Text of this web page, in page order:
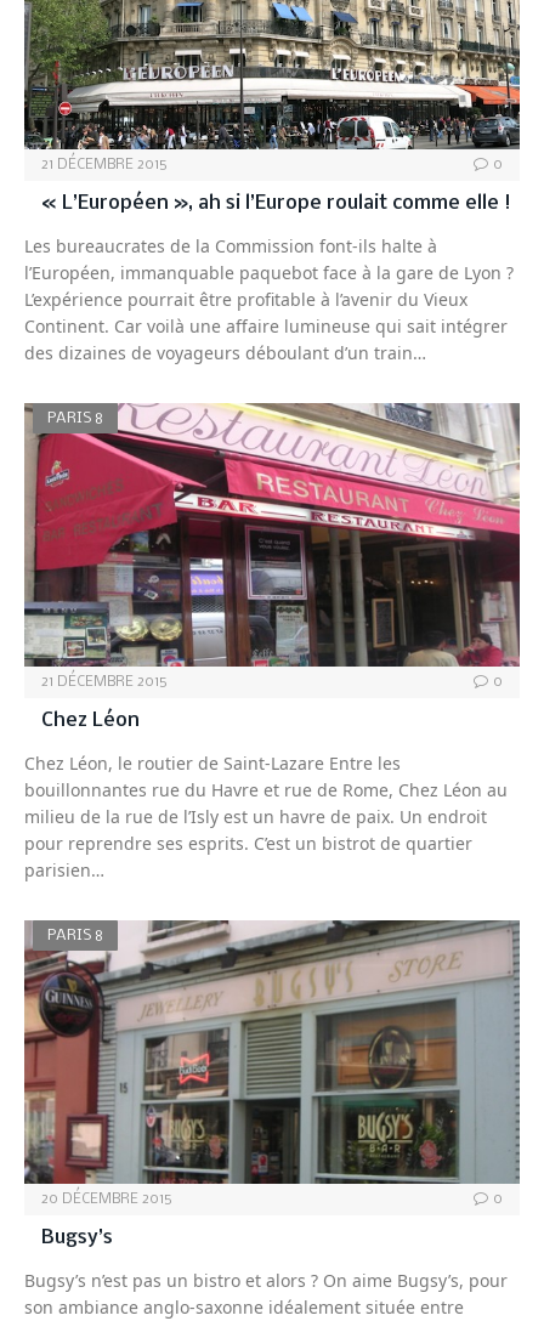
21 DÉCEMBRE 2015 0
« L’Européen », ah si l’Europe roulait comme elle !
Les bureaucrates de la Commission font-ils halte à
l’Européen, immanquable paquebot face à la gare de Lyon ?
L’expérience pourrait être profitable à l’avenir du Vieux
Continent. Car voilà une affaire lumineuse qui sait intégrer
des dizaines de voyageurs déboulant d’un train…
PARIS 8
21 DÉCEMBRE 2015 0
Chez Léon
Chez Léon, le routier de Saint-Lazare Entre les
bouillonnantes rue du Havre et rue de Rome, Chez Léon au
milieu de la rue de l’Isly est un havre de paix. Un endroit
pour reprendre ses esprits. C’est un bistrot de quartier
parisien…
PARIS 8
20 DÉCEMBRE 2015 0
Bugsy’s
Bugsy’s n’est pas un bistro et alors ? On aime Bugsy’s, pour
son ambiance anglo-saxonne idéalement située entre